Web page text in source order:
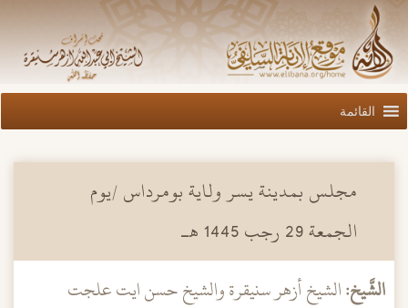
القائمة
مجلس بمدينة يسر ولاية بومرداس /يوم
الجمعة 29 رجب 1445 هـ
الشَّيخ:الشيخ أزهر سنيقرة والشيخ حسن ايت علجت